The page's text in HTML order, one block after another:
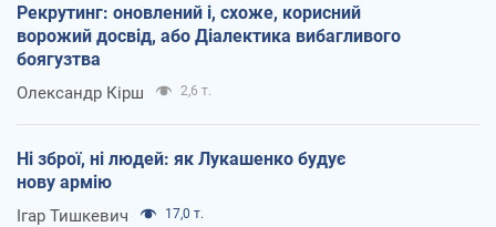
Рекрутинг: оновлений і, схоже, корисний
ворожий досвід, або Діалектика вибагливого
боягузтва
Олександр Кірш 2,6 т.
Ні зброї, ні людей: як Лукашенко будує
нову армію
Ігар Тишкевич 17,0 т.